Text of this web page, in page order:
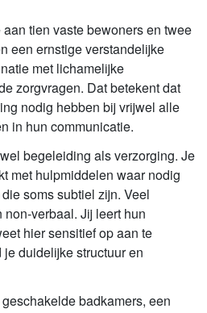
tien vaste bewoners en twee
een ernstige verstandelijke
met lichamelijke
zorgvragen. Dat betekent dat
nodig hebben bij vrijwel alle
in hun communicatie.
begeleiding als verzorging. Je
met hulpmiddelen waar nodig
soms subtiel zijn. Veel
verbaal. Jij leert hun
hier sensitief op aan te
duidelijke structuur en
badkamers, een